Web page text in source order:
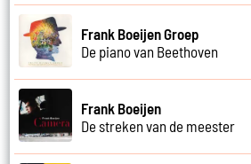
Frank Boeijen Groep
De piano van Beethoven
Frank Boeijen
De streken van de meester